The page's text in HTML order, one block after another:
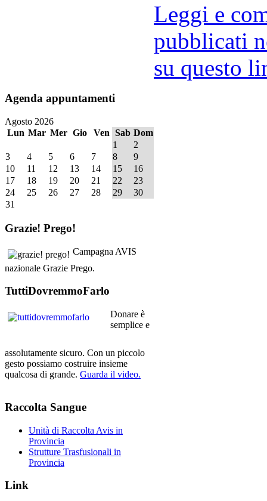
Leggi e
pubblicati
su questo
Agenda appuntamenti
Agosto 2026
Lun Mar Mer Gio Ven Sab Dom
1
2
3
4 5 6 7 8
9
10
11 12 13 14 15
16
17
18 19 20 21 22
23
24
25 26 27 28 29
30
31
Grazie! Prego!
Campagna AVIS
nazionale Grazie Prego.
TuttiDovremmoFarlo
Donare è
semplice e
assolutamente sicuro. Con un piccolo
gesto possiamo costruire insieme
qualcosa di grande. Guarda il video.
Raccolta Sangue
Unità di Raccolta Avis in
Provincia
Strutture Trasfusionali in
Provincia
Link